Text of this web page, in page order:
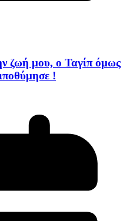
ζωή μου, ο Ταγίπ όμως
!